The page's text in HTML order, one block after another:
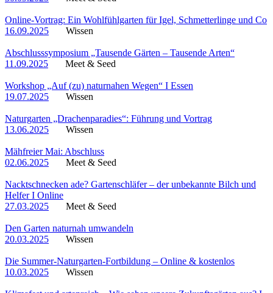
Online-Vortrag: Ein Wohlfühlgarten für Igel, Schmetterlinge und Co
16.09.2025
Wissen
Abschlusssymposium „Tausende Gärten – Tausende Arten“
11.09.2025
Meet & Seed
Workshop „Auf (zu) naturnahen Wegen“ I Essen
19.07.2025
Wissen
Naturgarten „Drachenparadies“: Führung und Vortrag
13.06.2025
Wissen
Mähfreier Mai: Abschluss
02.06.2025
Meet & Seed
Nacktschnecken ade? Gartenschläfer – der unbekannte Bilch und
Helfer I Online
27.03.2025
Meet & Seed
Den Garten naturnah umwandeln
20.03.2025
Wissen
Die Summer-Naturgarten-Fortbildung – Online & kostenlos
10.03.2025
Wissen